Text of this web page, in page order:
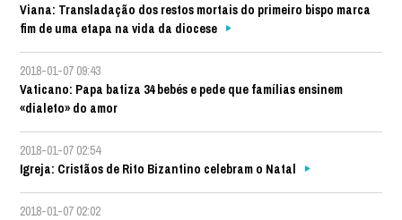
Viana: Transladação dos restos mortais do primeiro bispo marca
fim de uma etapa na vida da diocese
2018-01-07 09:43
Vaticano: Papa batiza 34 bebés e pede que famílias ensinem
«dialeto» do amor
2018-01-07 02:54
Igreja: Cristãos de Rito Bizantino celebram o Natal
2018-01-07 02:02